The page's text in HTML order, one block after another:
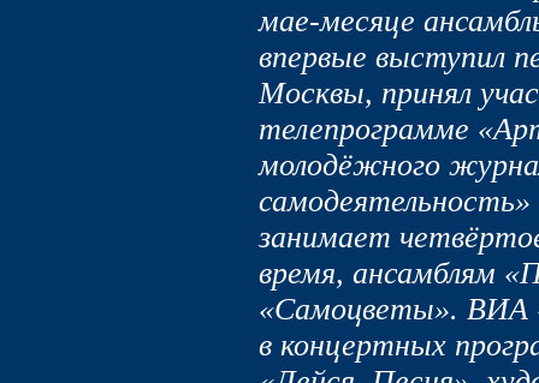
мае-месяце
впервые выступил
Москвы, принял
телепрограмме
молодёжного
занимает
время, ансамблям
«Самоцветы». ВИА
в концертных